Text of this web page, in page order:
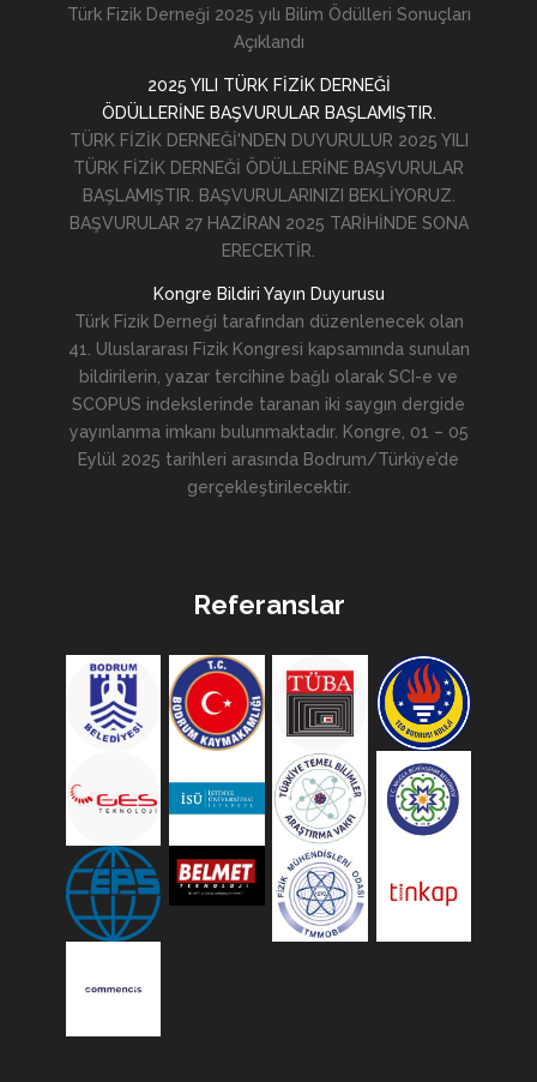
Türk Fizik Derneği 2025 yılı Bilim Ödülleri Sonuçları
Açıklandı
2025 YILI TÜRK FİZİK DERNEĞİ
ÖDÜLLERİNE BAŞVURULAR BAŞLAMIŞTIR.
TÜRK FİZİK DERNEĞİ'NDEN DUYURULUR 2025 YILI
TÜRK FİZİK DERNEĞİ ÖDÜLLERİNE BAŞVURULAR
BAŞLAMIŞTIR. BAŞVURULARINIZI BEKLİYORUZ.
BAŞVURULAR 27 HAZİRAN 2025 TARİHİNDE SONA
ERECEKTİR.
Kongre Bildiri Yayın Duyurusu
Türk Fizik Derneği tarafından düzenlenecek olan
41. Uluslararası Fizik Kongresi kapsamında sunulan
bildirilerin, yazar tercihine bağlı olarak SCI-e ve
SCOPUS indekslerinde taranan iki saygın dergide
yayınlanma imkanı bulunmaktadır. Kongre, 01 – 05
Eylül 2025 tarihleri arasında Bodrum/Türkiye’de
gerçekleştirilecektir.
Referanslar